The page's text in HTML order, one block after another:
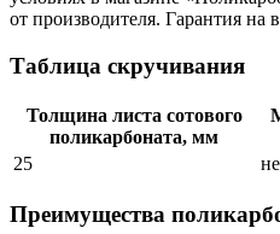
от производителя. Гарантия на
Таблица скручивания
Толщина листа сотового
поликарбоната, мм
25
Преимущества